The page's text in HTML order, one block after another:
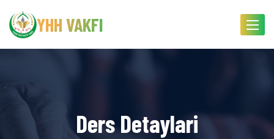
Toggle
YHH VAKFI
Ders Detaylari